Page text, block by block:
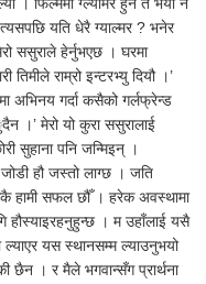
। फिल्ममा ग्ल्यामर हुन त भयो नै
त्यसपछि यति धेरै ग्याल्मर ? भनेर
ससुराले हेर्नुभएछ । घरमा
राम्रो इन्टरभ्यु दियौ ।’
अभिनय गर्दा कसैको गर्लफ्रेन्ड
।’ मेरो यो कुरा ससुरालाई
सुहाना पनि जन्मिइन् ।
हौ जस्तो लाग्छ । जति
हामी सफल छौँ । हरेक अवस्थामा
हौस्याइरहनुहुन्छ । म उहाँलाई यसै
ल्याएर यस स्थानसम्म ल्याउनुभयो
छैन । र मैले भगवान्सँग प्रार्थना